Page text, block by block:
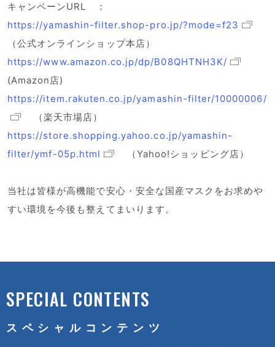
キャンペーンURL ：
https://yamashin-filter.shop-pro.jp/?mode=f23
（公式オンラインショップ本店）
https://www.amazon.co.jp/dp/B08QHTNH3K/
(Amazon店)
https://item.rakuten.co.jp/yamashin-filter/10000006/
（楽天市場店）
https://store.shopping.yahoo.co.jp/yamashin-
filter/ymf-05p.html
（Yahoo!ショッピング店）
当社は皆様が高機能で安心・安全な国産マスクをお求めや
すい環境を今後も整えてまいります。
SPECIAL CONTENTS
スペシャルコンテンツ